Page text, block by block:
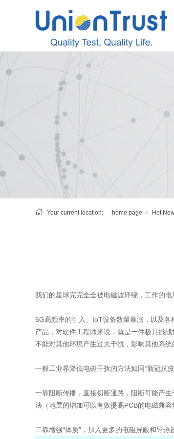
Your current location: home page Hot
我们的星球完完全全被电磁波环绕，工作的
5G高频率的引入、IoT设备数量暴涨，以及
产品，对硬件工程师来说，就是一件极具挑
不能对其他环境产生过大干扰，影响其他系统
一般工业界降低电磁干扰的方法如同“新冠抗疫
一靠阻断传播，直接切断通路，阻断可能产
法（地层的增加可以有效提高PCB的电磁兼
二靠增强“体质”，加入更多的电磁屏蔽和导